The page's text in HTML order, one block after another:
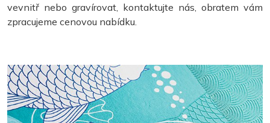
vevnitř nebo gravírovat, kontaktujte nás, obratem vám
zpracujeme cenovou nabídku.